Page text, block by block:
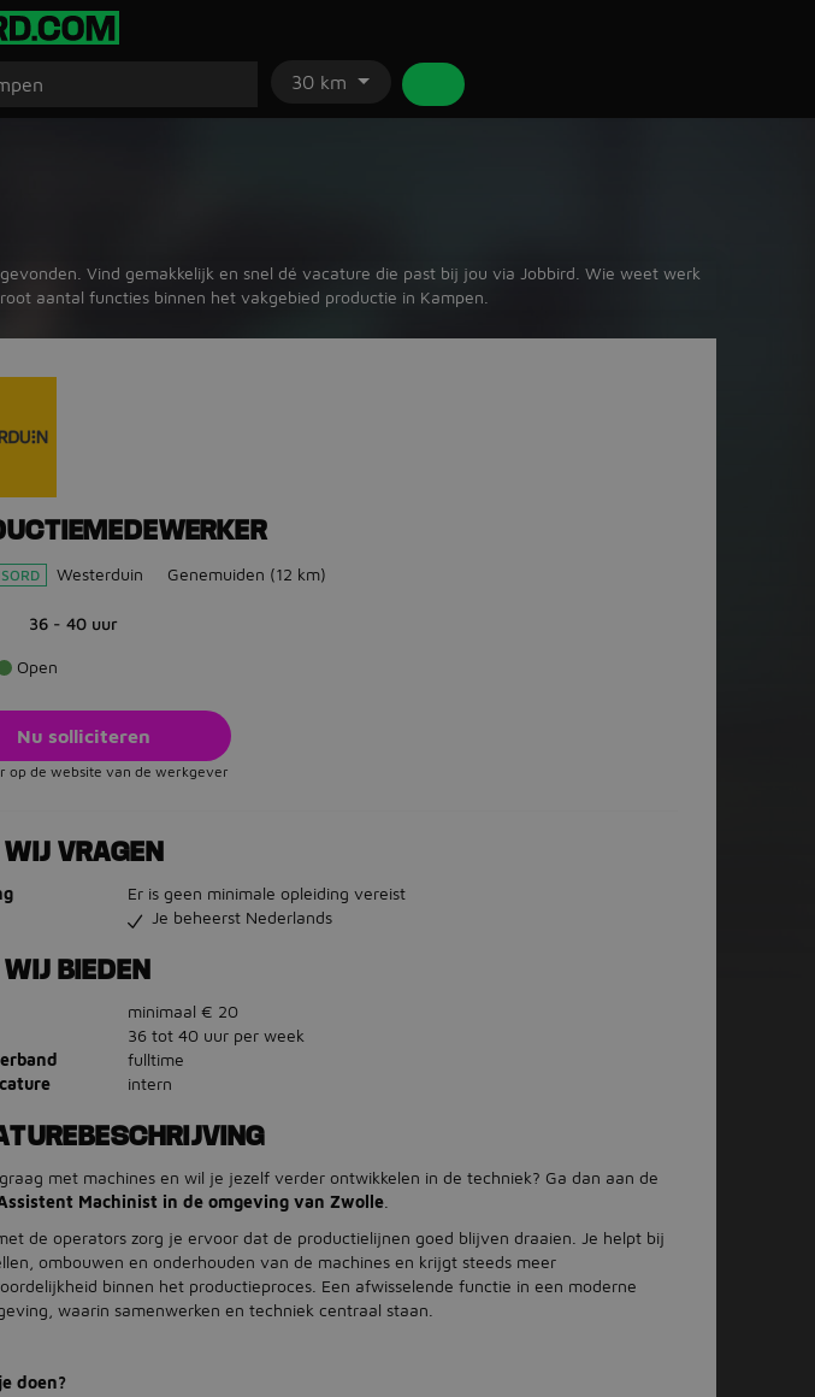
30 km
Vind gemakkelijk en snel dé vacature die past bij jou via Jobbird. Wie weet werk
aantal functies binnen het vakgebied productie in Kampen.
Westerduin Genemuiden (12 km)
36 - 40 uur
Open
Nu solliciteren
op de website van de werkgever
VRAGEN
Er is geen minimale opleiding vereist
Je beheerst Nederlands
BIEDEN
minimaal € 20
36 tot 40 uur per week
fulltime
intern
met machines en wil je jezelf verder ontwikkelen in de techniek? Ga dan aan de
Machinist in de omgeving van Zwolle
de operators zorg je ervoor dat de productielijnen goed blijven draaien. Je helpt bij
ombouwen en onderhouden van de machines en krijgt steeds meer
binnen het productieproces. Een afwisselende functie in een moderne
waarin samenwerken en techniek centraal staan.
doen?